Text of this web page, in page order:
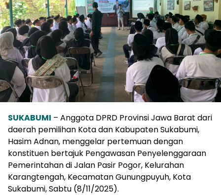
SUKABUMI – Anggota DPRD Provinsi Jawa Barat dari
daerah pemilihan Kota dan Kabupaten Sukabumi,
Hasim Adnan, menggelar pertemuan dengan
konstituen bertajuk Pengawasan Penyelenggaraan
Pemerintahan di Jalan Pasir Pogor, Kelurahan
Karangtengah, Kecamatan Gunungpuyuh, Kota
Sukabumi, Sabtu (8/11/2025).